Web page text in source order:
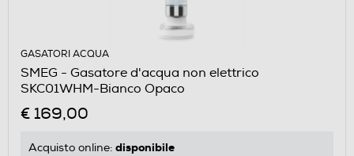
GASATORI ACQUA
SMEG - Gasatore d'acqua non elettrico
SKC01WHM-Bianco Opaco
€ 169,00
Acquisto online: disponibile